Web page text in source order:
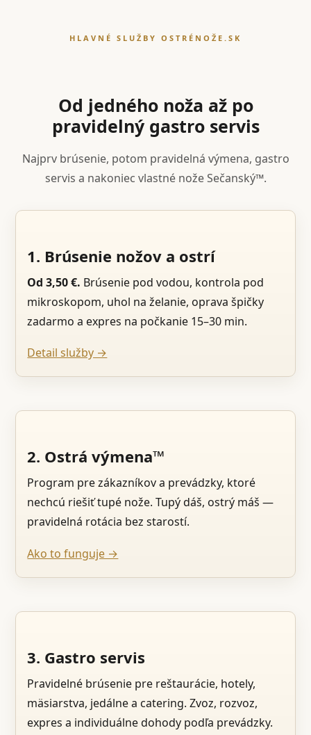
HLAVNÉ SLUŽBY OSTRÉNOŽE.SK
Od jedného noža až po
pravidelný gastro servis
Najprv brúsenie, potom pravidelná výmena, gastro
servis a nakoniec vlastné nože Sečanský™.
1. Brúsenie nožov a ostrí
Od 3,50 €. Brúsenie pod vodou, kontrola pod
mikroskopom, uhol na želanie, oprava špičky
zadarmo a expres na počkanie 15–30 min.
Detail služby →
2. Ostrá výmena™
Program pre zákazníkov a prevádzky, ktoré
nechcú riešiť tupé nože. Tupý dáš, ostrý máš —
pravidelná rotácia bez starostí.
Ako to funguje →
3. Gastro servis
Pravidelné brúsenie pre reštaurácie, hotely,
mäsiarstva, jedálne a catering. Zvoz, rozvoz,
expres a individuálne dohody podľa prevádzky.